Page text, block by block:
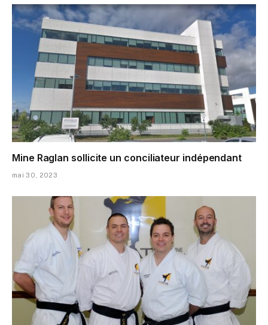
Mine Raglan sollicite un conciliateur indépendant
mai 30, 2023